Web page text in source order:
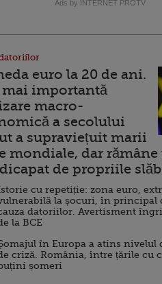
Ads by INTERNET PROTV
euro la 20 de ani.
mai importantă
macro-
a secolului
a supraviețuit marii
mondiale, dar rămâne
de propriile
cu repetiție: zona euro,
la șocuri, în principal
datoriilor. Avertisment
la BCE
în Europa a atins nivelul
criză. România, între țările cu
șomeri